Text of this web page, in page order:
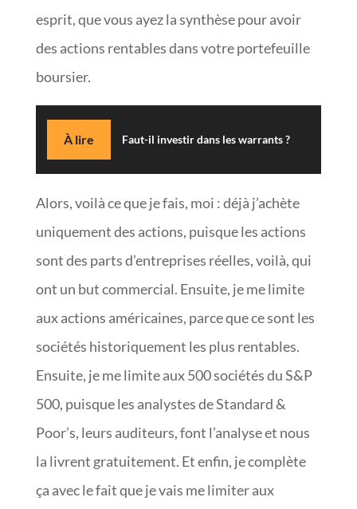
esprit, que vous ayez la synthèse pour avoir
des actions rentables dans votre portefeuille
boursier.
À lire Faut-il investir dans les warrants ?
Alors, voilà ce que je fais, moi : déjà j’achète
uniquement des actions, puisque les actions
sont des parts d’entreprises réelles, voilà, qui
ont un but commercial. Ensuite, je me limite
aux actions américaines, parce que ce sont les
sociétés historiquement les plus rentables.
Ensuite, je me limite aux 500 sociétés du S&P
500, puisque les analystes de Standard &
Poor’s, leurs auditeurs, font l’analyse et nous
la livrent gratuitement. Et enfin, je complète
ça avec le fait que je vais me limiter aux